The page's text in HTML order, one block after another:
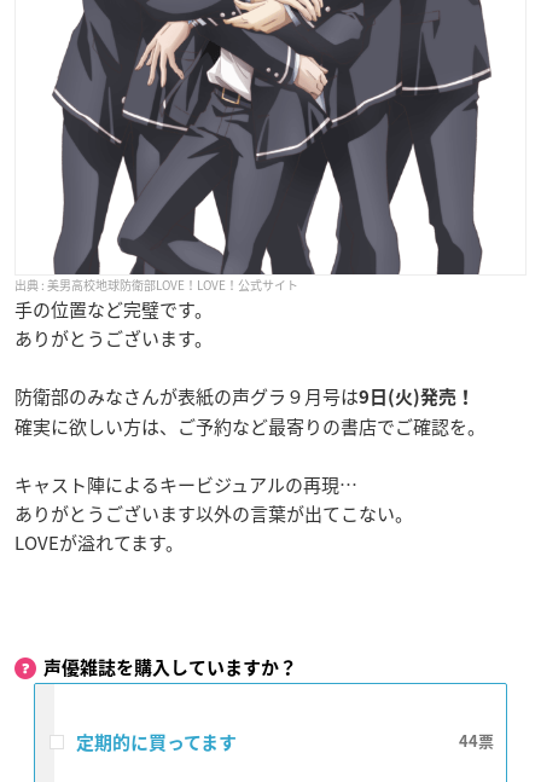
美男高校地球防衛部LOVE！LOVE！公式サイト
手の位置など完璧です。
ありがとうございます。
防衛部のみなさんが表紙の声グラ９月号は9日(火)発売！
確実に欲しい方は、ご予約など最寄りの書店でご確認を。
キャスト陣によるキービジュアルの再現…
ありがとうございます以外の言葉が出てこない。
LOVEが溢れてます。
声優雑誌を購入していますか？
定期的に買ってます 44